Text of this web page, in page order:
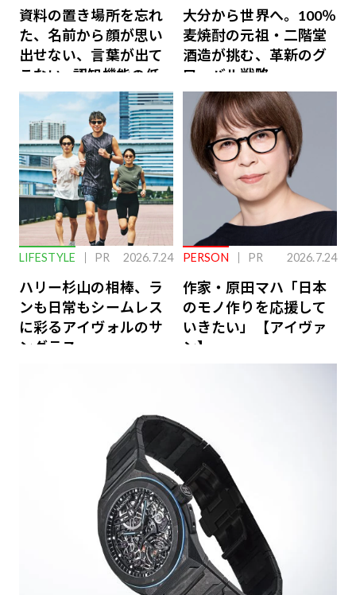
資料の置き場所を忘れ
た、名前から顔が思い
出せない、言葉が出て
こない…認知機能の低
下を救う、脳のインナ
ーケアとは
大分から世界へ。100％
麦焼酎の元祖・二階堂
酒造が挑む、革新のグ
ローバル戦略
LIFESTYLE PR 2026.7.24
ハリー杉山の相棒、ラ
ンも日常もシームレス
に彩るアイヴォルのサ
ングラス
PERSON PR 2026.7.24
作家・原田マハ「日本
のモノ作りを応援して
いきたい」【アイヴァ
ン】